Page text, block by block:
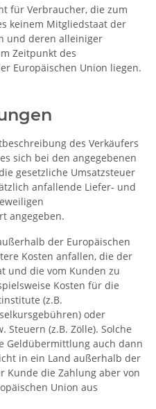
für Verbraucher, die zum
keinem Mitgliedstaat der
und deren alleiniger
Zeitpunkt des
Europäischen Union liegen.
des Verkäufers
sich bei den angegebenen
gesetzliche Umsatzsteuer
anfallende Liefer- und
angegeben.
der Europäischen
Kosten anfallen, die der
und die vom Kunden zu
Kosten für die
(z.B.
oder
(z.B. Zölle). Solche
Geldübermittlung auch dann
in ein Land außerhalb der
Kunde die Zahlung aber von
Union aus